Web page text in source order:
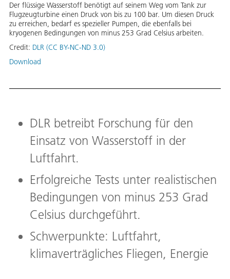
Der flüssige Wasserstoff benötigt auf seinem Weg vom Tank zur
Flugzeugturbine einen Druck von bis zu 100 bar. Um diesen Druck
zu erreichen, bedarf es spezieller Pumpen, die ebenfalls bei
kryogenen Bedingungen von minus 253 Grad Celsius arbeiten.
Credit: DLR (CC BY-NC-ND 3.0)
Download
DLR betreibt Forschung für den
Einsatz von Wasserstoff in der
Luftfahrt.
Erfolgreiche Tests unter realistischen
Bedingungen von minus 253 Grad
Celsius durchgeführt.
Schwerpunkte: Luftfahrt,
klimaverträgliches Fliegen, Energie